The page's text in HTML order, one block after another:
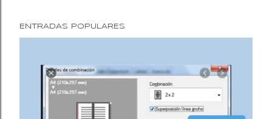
ENTRADAS POPULARES